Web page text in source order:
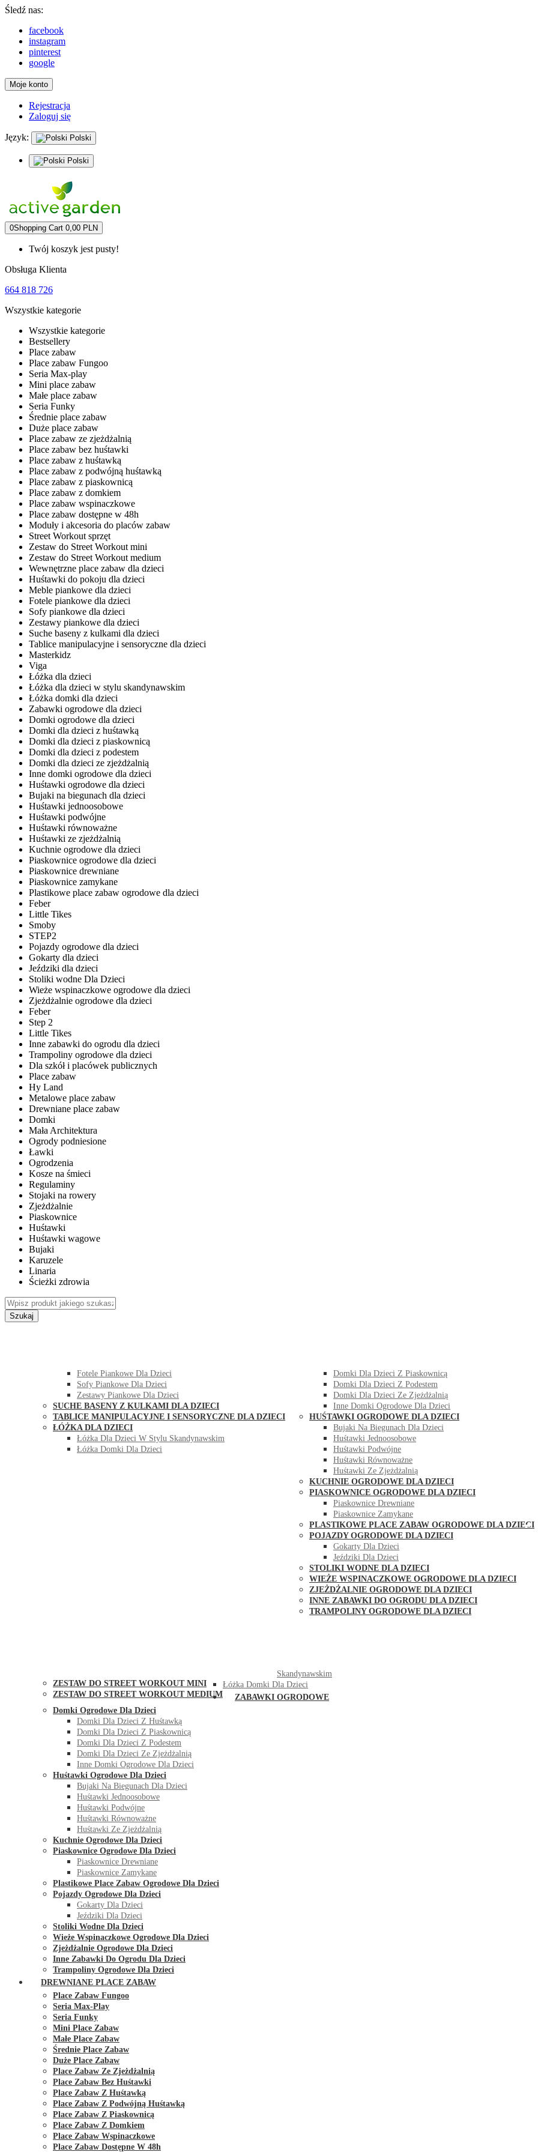
Śledź nas:
facebook
instagram
pinterest
google
Moje konto
Rejestracja
Zaloguj się
Język: Polski
Polski
0Shopping Cart 0,00 PLN
Twój koszyk jest pusty!
Obsługa Klienta
664 818 726
Wszystkie kategorie
Wszystkie kategorie
Bestsellery
Place zabaw
Place zabaw Fungoo
Seria Max-play
Mini place zabaw
Małe place zabaw
Seria Funky
Średnie place zabaw
Duże place zabaw
Place zabaw ze zjeżdżalnią
Place zabaw bez huśtawki
Place zabaw z huśtawką
Place zabaw z podwójną huśtawką
Place zabaw z piaskownicą
Place zabaw z domkiem
Place zabaw wspinaczkowe
Place zabaw dostępne w 48h
Moduły i akcesoria do placów zabaw
Street Workout sprzęt
Zestaw do Street Workout mini
Zestaw do Street Workout medium
Wewnętrzne place zabaw dla dzieci
Huśtawki do pokoju dla dzieci
Meble piankowe dla dzieci
Fotele piankowe dla dzieci
Sofy piankowe dla dzieci
Zestawy piankowe dla dzieci
Suche baseny z kulkami dla dzieci
Tablice manipulacyjne i sensoryczne dla dzieci
Masterkidz
Viga
Łóżka dla dzieci
Łóżka dla dzieci w stylu skandynawskim
Łóżka domki dla dzieci
Zabawki ogrodowe dla dzieci
Domki ogrodowe dla dzieci
Domki dla dzieci z huśtawką
Domki dla dzieci z piaskownicą
Domki dla dzieci z podestem
Domki dla dzieci ze zjeżdżalnią
Inne domki ogrodowe dla dzieci
Huśtawki ogrodowe dla dzieci
Bujaki na biegunach dla dzieci
Huśtawki jednoosobowe
Huśtawki podwójne
Huśtawki równoważne
Huśtawki ze zjeżdżalnią
Kuchnie ogrodowe dla dzieci
Piaskownice ogrodowe dla dzieci
Piaskownice drewniane
Piaskownice zamykane
Plastikowe place zabaw ogrodowe dla dzieci
Feber
Little Tikes
Smoby
STEP2
Pojazdy ogrodowe dla dzieci
Gokarty dla dzieci
Jeździki dla dzieci
Stoliki wodne Dla Dzieci
Wieże wspinaczkowe ogrodowe dla dzieci
Zjeżdżalnie ogrodowe dla dzieci
Feber
Step 2
Little Tikes
Inne zabawki do ogrodu dla dzieci
Trampoliny ogrodowe dla dzieci
Dla szkół i placówek publicznych
Place zabaw
Hy Land
Metalowe place zabaw
Drewniane place zabaw
Domki
Mała Architektura
Ogrody podniesione
Ławki
Ogrodzenia
Kosze na śmieci
Regulaminy
Stojaki na rowery
Zjeżdżalnie
Piaskownice
Huśtawki
Huśtawki wagowe
Bujaki
Karuzele
Linaria
Ścieżki zdrowia
Szukaj
Fotele Piankowe Dla Dzieci
Sofy Piankowe Dla Dzieci
Zestawy Piankowe Dla Dzieci
SUCHE BASENY Z KULKAMI DLA DZIECI
TABLICE MANIPULACYJNE I SENSORYCZNE DLA DZIECI
ŁÓŻKA DLA DZIECI
Łóżka Dla Dzieci W Stylu Skandynawskim
Łóżka Domki Dla Dzieci
Domki Dla Dzieci Z Piaskownicą
Domki Dla Dzieci Z Podestem
Domki Dla Dzieci Ze Zjeżdżalnią
Inne Domki Ogrodowe Dla Dzieci
HUŚTAWKI OGRODOWE DLA DZIECI
Bujaki Na Biegunach Dla Dzieci
Huśtawki Jednoosobowe
Huśtawki Podwójne
Huśtawki Równoważne
Huśtawki Ze Zjeżdżalnią
KUCHNIE OGRODOWE DLA DZIECI
PIASKOWNICE OGRODOWE DLA DZIECI
Piaskownice Drewniane
Piaskownice Zamykane
PLASTIKOWE PLACE ZABAW OGRODOWE DLA DZIECI
POJAZDY OGRODOWE DLA DZIECI
Gokarty Dla Dzieci
Jeździki Dla Dzieci
STOLIKI WODNE DLA DZIECI
WIEŻE WSPINACZKOWE OGRODOWE DLA DZIECI
ZJEŻDŻALNIE OGRODOWE DLA DZIECI
INNE ZABAWKI DO OGRODU DLA DZIECI
TRAMPOLINY OGRODOWE DLA DZIECI
ZESTAW DO STREET WORKOUT MINI
ZESTAW DO STREET WORKOUT MEDIUM
Skandynawskim
Łóżka Domki Dla Dzieci
ZABAWKI OGRODOWE
Domki Ogrodowe Dla Dzieci
Domki Dla Dzieci Z Huśtawką
Domki Dla Dzieci Z Piaskownicą
Domki Dla Dzieci Z Podestem
Domki Dla Dzieci Ze Zjeżdżalnią
Inne Domki Ogrodowe Dla Dzieci
Huśtawki Ogrodowe Dla Dzieci
Bujaki Na Biegunach Dla Dzieci
Huśtawki Jednoosobowe
Huśtawki Podwójne
Huśtawki Równoważne
Huśtawki Ze Zjeżdżalnią
Kuchnie Ogrodowe Dla Dzieci
Piaskownice Ogrodowe Dla Dzieci
Piaskownice Drewniane
Piaskownice Zamykane
Plastikowe Place Zabaw Ogrodowe Dla Dzieci
Pojazdy Ogrodowe Dla Dzieci
Gokarty Dla Dzieci
Jeździki Dla Dzieci
Stoliki Wodne Dla Dzieci
Wieże Wspinaczkowe Ogrodowe Dla Dzieci
Zjeżdżalnie Ogrodowe Dla Dzieci
Inne Zabawki Do Ogrodu Dla Dzieci
Trampoliny Ogrodowe Dla Dzieci
DREWNIANE PLACE ZABAW
Place Zabaw Fungoo
Seria Max-Play
Seria Funky
Mini Place Zabaw
Małe Place Zabaw
Średnie Place Zabaw
Duże Place Zabaw
Place Zabaw Ze Zjeżdżalnią
Place Zabaw Bez Huśtawki
Place Zabaw Z Huśtawką
Place Zabaw Z Podwójną Huśtawką
Place Zabaw Z Piaskownicą
Place Zabaw Z Domkiem
Place Zabaw Wspinaczkowe
Place Zabaw Dostępne W 48h